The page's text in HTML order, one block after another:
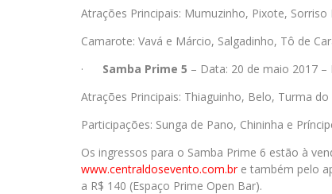
Atrações Principais: Mumuzinho, Pixote,
Camarote: Vavá e Márcio, Salgadinho, Tô de
· Samba Prime 5 – Data: 20 de maio 2017 –
Atrações Principais: Thiaguinho, Belo, Turma do
Participações: Sunga de Pano, Chininha e
Os ingressos para o Samba Prime 6 estão à
www.centraldosevento.com.bre também pelo
a R$ 140 (Espaço Prime Open Bar).